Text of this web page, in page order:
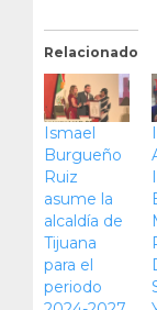
Relacionado
Ismael
Burgueño
Ruiz
asume la
alcaldía de
Tijuana
para el
periodo